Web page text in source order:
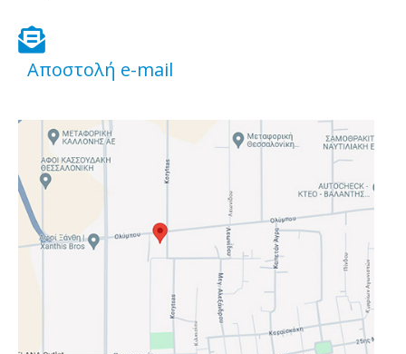
altfas
fa-
envelope-
text
Αποστολή e-mail